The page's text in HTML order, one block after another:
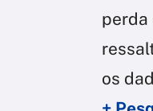
perda
os